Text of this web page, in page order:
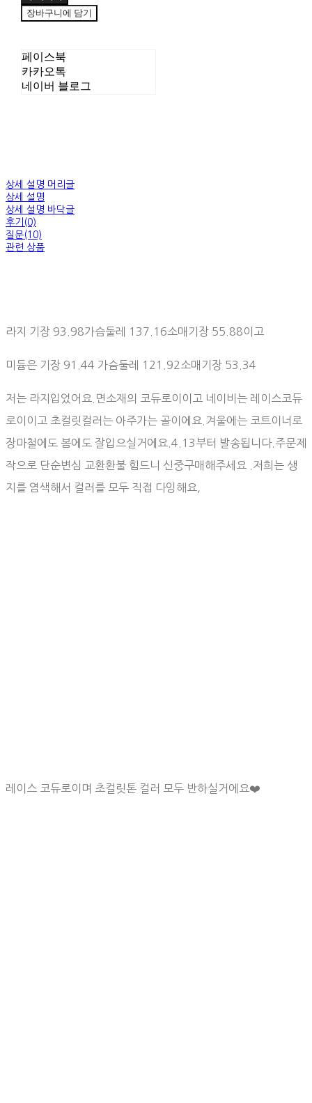
장바구니에 담기
페이스북
카카오톡
네이버 블로그
상세 설명 머리글
상세 설명
상세 설명 바닥글
후기(0)
질문(10)
관련 상품
라지 기장 93.98가슴둘레 137.16소매기장 55.88이고
미듐은 기장 91.44 가슴둘레 121.92소매기장 53.34
저는 라지입었어요.면소재의 코듀로이이고 네이비는 레이스코듀
로이이고 초컬릿컬러는 아주가는 골이에요.겨울에는 코트이너로
장마철에도 봄에도 잘입으실거에요.4.13부터 발송됩니다.주문제
작으로 단순변심 교환환불 힘드니 신중구매해주세요 .저희는 생
지를 염색해서 컬러를 모두 직접 다잉해요,
레이스 코듀로이며 초컬릿톤 컬러 모두 반하실거에요❤️